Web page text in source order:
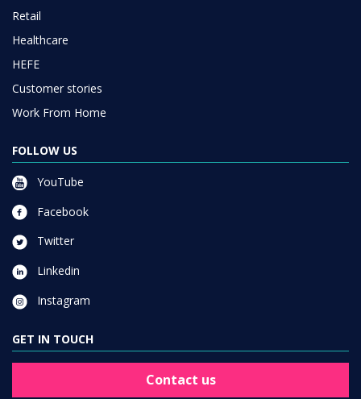
Retail
Healthcare
HEFE
Customer stories
Work From Home
FOLLOW US
YouTube
Facebook
Twitter
Linkedin
Instagram
GET IN TOUCH
Contact us